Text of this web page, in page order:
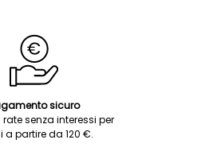
sicuro
rate senza interessi per
a partire da 120 €.